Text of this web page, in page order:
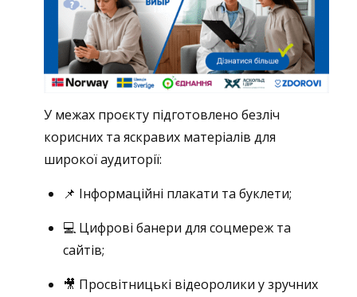
У межах проєкту підготовлено безліч
корисних та яскравих матеріалів для
широкої аудиторії:
📌 Інформаційні плакати та буклети;
💻 Цифрові банери для соцмереж та
сайтів;
🎥 Просвітницькі відеоролики у зручних